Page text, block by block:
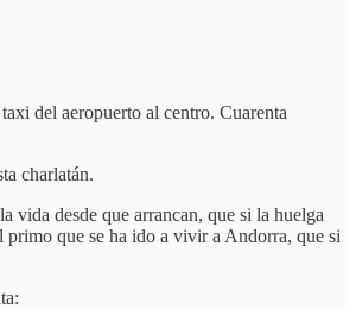
del aeropuerto al centro. Cuarenta
charlatán.
vida desde que arrancan, que si la huelga
primo que se ha ido a vivir a Andorra, que si